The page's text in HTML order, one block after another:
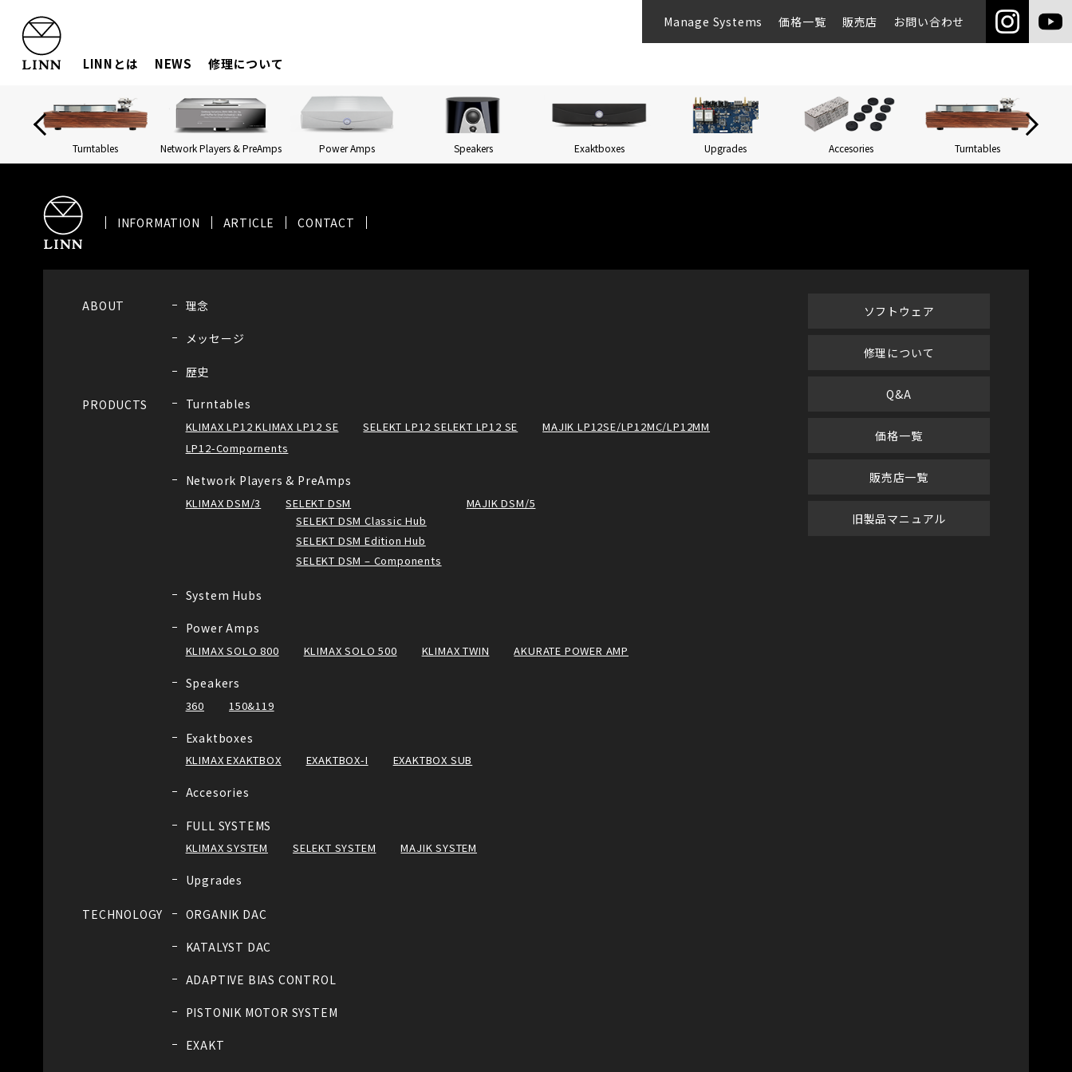
LINNとは NEWS 修理について
Manage Systems 価格一覧 販売店 お問い合わせ
Turntables Network Players & PreAmps Power Amps Speakers Exaktboxes Upgrades Accesories Turntables
INFORMATION ARTICLE CONTACT
ABOUT 理念
メッセージ
歴史
PRODUCTS Turntables
KLIMAX LP12 KLIMAX LP12 SE SELEKT LP12 SELEKT LP12 SE
MAJIK LP12SE/LP12MC/LP12MM
LP12-Compornents
Network Players & PreAmps
KLIMAX DSM/3
SELEKT DSM
SELEKT DSM Classic Hub
SELEKT DSM Edition Hub
SELEKT DSM – Components
MAJIK DSM/5
System Hubs
Power Amps
KLIMAX SOLO 800 KLIMAX SOLO 500 KLIMAX TWIN AKURATE POWER AMP
Speakers
360 150&119
Exaktboxes
KLIMAX EXAKTBOX EXAKTBOX-I EXAKTBOX SUB
Accesories
FULL SYSTEMS
KLIMAX SYSTEM SELEKT SYSTEM MAJIK SYSTEM
Upgrades
TECHNOLOGY ORGANIK DAC
KATALYST DAC
ADAPTIVE BIAS CONTROL
PISTONIK MOTOR SYSTEM
EXAKT
ソフトウェア
修理について
Q&A
価格一覧
販売店一覧
旧製品マニュアル